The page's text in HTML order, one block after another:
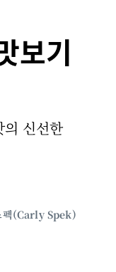
보기
의 신선한
펙(Carly Spek)